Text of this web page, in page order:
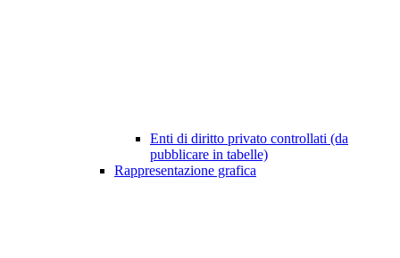
Enti di diritto privato controllati (da
pubblicare in tabelle)
Rappresentazione grafica